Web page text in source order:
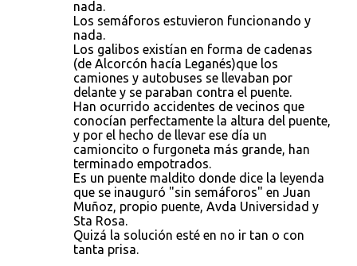
nada.
Los semáforos estuvieron funcionando y
nada.
Los galibos existían en forma de cadenas
(de Alcorcón hacía Leganés)que los
camiones y autobuses se llevaban por
delante y se paraban contra el puente.
Han ocurrido accidentes de vecinos que
conocían perfectamente la altura del puente,
y por el hecho de llevar ese día un
camioncito o furgoneta más grande, han
terminado empotrados.
Es un puente maldito donde dice la leyenda
que se inauguró "sin semáforos" en Juan
Muñoz, propio puente, Avda Universidad y
Sta Rosa.
Quizá la solución esté en no ir tan o con
tanta prisa.